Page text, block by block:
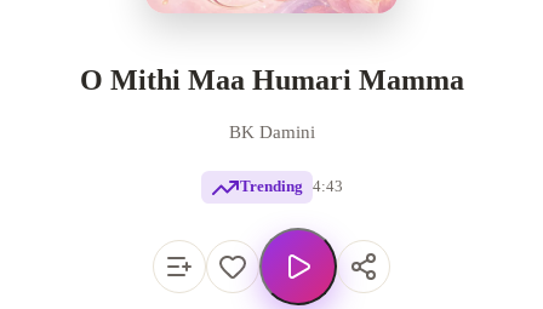
O Mithi Maa Humari Mamma
BK Damini
Trending 4:43